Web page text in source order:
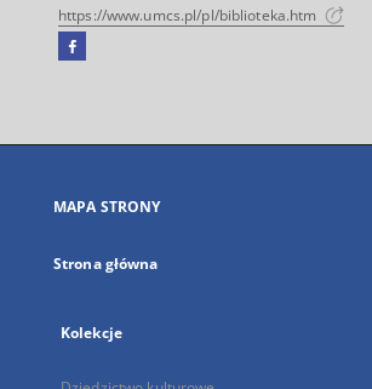
https://www.umcs.pl/pl/biblioteka.htm
Facebook
się
karcie
MAPA STRONY
Strona główna
Kolekcje